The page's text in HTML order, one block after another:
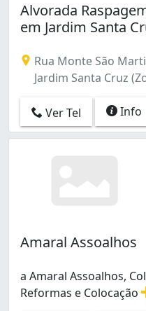
Alvorada
em Jardim Santa
Rua Monte São
Jardim Santa Cruz
Ver Tel Info
Amaral Assoalhos
a Amaral Assoalhos,
Reformas e Colocação